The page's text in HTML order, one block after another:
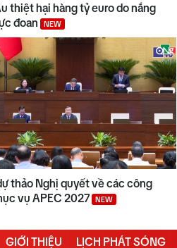
thiệt hại hàng tỷ euro do nắng
đoan
NEW
thảo Nghị quyết về các công
vụ APEC 2027
NEW
GIỚI THIỆU LỊCH PHÁT SÓNG